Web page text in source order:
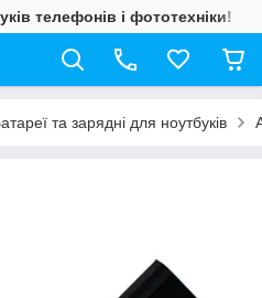
телефонів і фототехніки!
та зарядні для ноутбуків